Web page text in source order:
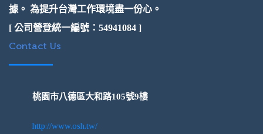
據。 為提升台灣工作環境盡一份心。
[ 公司營登統一編號：54941084 ]
Contact Us
桃園市八德區大和路105號9樓
http://www.osh.tw/